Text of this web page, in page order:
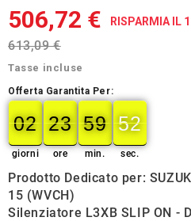
506,72 € RISPARMIA IL
613,09 €
Tasse incluse
Offerta Garantita Per:
02
02
00
giorni
23
23
00
ore
59
59
00
min.
51
51
52
sec.
Prodotto Dedicato per:
15 (WVCH)
Silenziatore L3XB SLIP ON -